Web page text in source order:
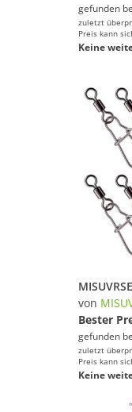
gefunden
zuletzt
Preis kann
Keine
von
Bester
gefunden
zuletzt
Preis kann
Keine